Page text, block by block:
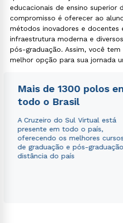
educacionais de ensino superior
compromisso é oferecer ao
métodos inovadores e docentes
infraestrutura moderna e
pós-graduação. Assim, você
melhor opção para sua jornada
Mais de 1300 polos
todo o Brasil
A Cruzeiro do Sul Virtual está
presente em todo o país,
oferecendo os melhores
de graduação e pós-
distância do país
autorizo que meus dados
envio de conteúdos da